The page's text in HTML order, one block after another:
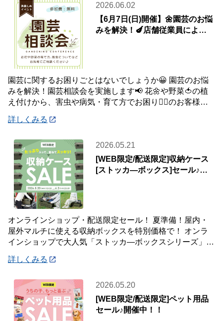
2026.06.02
【6月7日(日)開催】🌼園芸のお悩
みを解決！🍆店舗従業員による
園芸に関するお困りごとはないでしょうか😀 園芸のお悩
みを解決！園芸相談会を実施します📢 花🌼や野菜🍅の植
え付けから、害虫や病気・育て方でお困り😮‍💨のお客様の
詳しくみる
2026.05.21
[WEB限定/配送限定]収納ケース
[ストッカ―ボックス]セール♪屋
オンラインショップ・配送限定セール！ 夏準備！屋内・
屋外マルチに使える収納ボックスを特別価格で！ オンラ
インショップで大人気「ストッカ―ボックスシリーズ」
詳しくみる
2026.05.20
[WEB限定/配送限定]ペット用品
セール♪開催中！！